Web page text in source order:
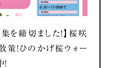
を締切ました！】桜咲
！ひのかげ桜ウォー